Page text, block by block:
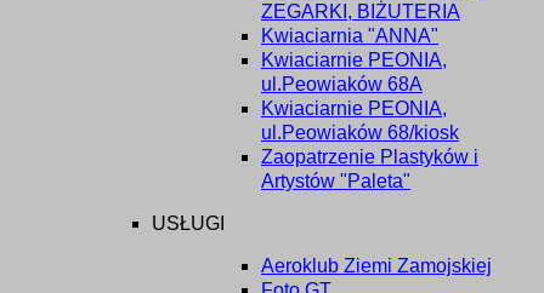
ZEGARKI, BIŻUTERIA
Kwiaciarnia "ANNA"
Kwiaciarnie PEONIA,
ul.Peowiaków 68A
Kwiaciarnie PEONIA,
ul.Peowiaków 68/kiosk
Zaopatrzenie Plastyków i
Artystów "Paleta"
USŁUGI
Aeroklub Ziemi Zamojskiej